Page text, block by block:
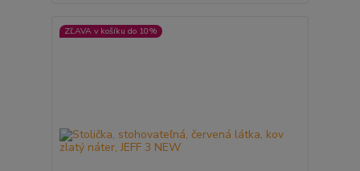
ZĽAVA v košíku do 10%